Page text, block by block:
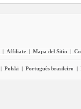
| Affiliate | Mapa del Sitio |
| Polski | Português brasileiro |